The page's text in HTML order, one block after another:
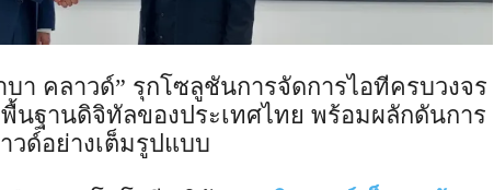
า คลาวด์” รุกโซลูชันการจัดการไอทีครบวงจร
พื้นฐานดิจิทัลของประเทศไทย พร้อมผลักดันการ
วด์อย่างเต็มรูปแบบ